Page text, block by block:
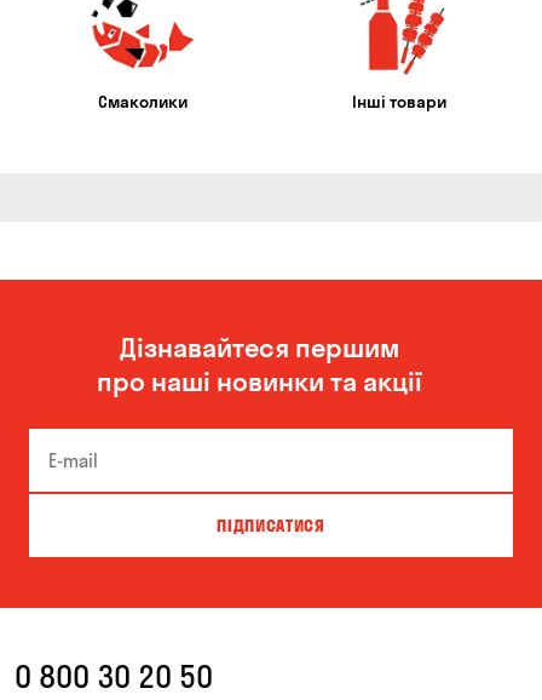
Смаколики Інші товари
Дізнавайтеся першим
про наші новинки та акції
ПІДПИСАТИСЯ
0 800 30 20 50